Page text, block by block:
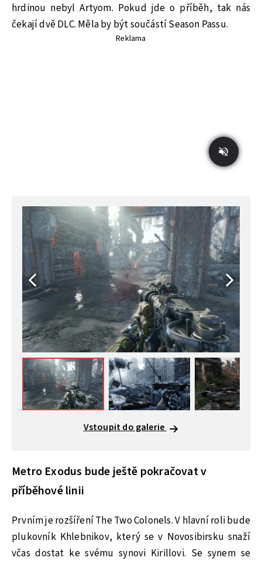
hrdinou nebyl Artyom. Pokud jde o příběh, tak nás
čekají dvě DLC. Měla by být součástí Season Passu.
Reklama
Vstoupit do galerie
Metro Exodus bude ještě pokračovat v
příběhové linii
Prvním je rozšíření The Two Colonels. V hlavní roli bude
plukovník Khlebnikov, který se v Novosibirsku snaží
včas dostat ke svému synovi Kirillovi. Se synem se